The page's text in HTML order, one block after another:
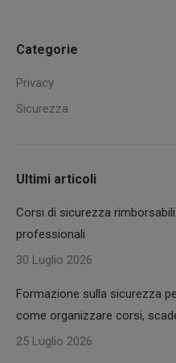
Categorie
Privacy
Sicurezza
Ultimi articoli
Corsi di sicurezza
professionali
30 Luglio 2026
Formazione sulla sicurezza
come organizzare corsi,
25 Luglio 2026